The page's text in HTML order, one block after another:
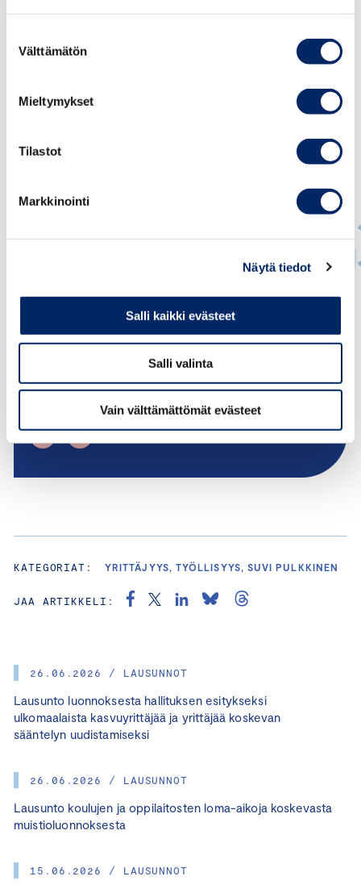
valinta
Välttämätön
Mieltymykset
Tilastot
Markkinointi
Näytä tiedot
Salli kaikki evästeet
Salli valinta
Vain välttämättömät evästeet
26.06.2026 / LAUSUNNOT
Lausunto luonnoksesta hallituksen esitykseksi
ulkomaalaista kasvuyrittäjää ja yrittäjää koskevan
sääntelyn uudistamiseksi
26.06.2026 / LAUSUNNOT
Lausunto koulujen ja oppilaitosten loma-aikoja koskevasta
muistioluonnoksesta
15.06.2026 / LAUSUNNOT
Suvi Pulkkinen
MAAHANMUUTTO
KATEGORIAT: YRITTÄJYYS, TYÖLLISYYS, SUVI PULKKINEN
JAA ARTIKKELI: